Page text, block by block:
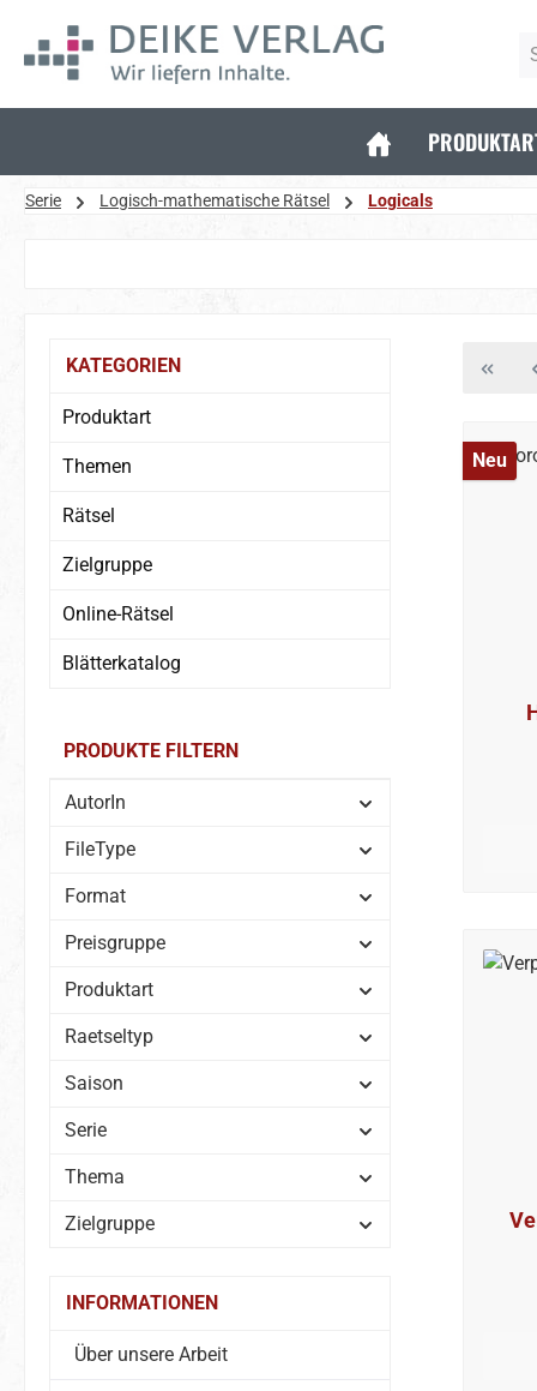
Hauptinhalt springen
Zur Suche springen
Zur Hauptnavigation springen
Serie Logisch-mathematische Rätsel Logicals
KATEGORIEN
Produktart
Themen
Rätsel
Zielgruppe
Online-Rätsel
Blätterkatalog
PRODUKTE FILTERN
AutorIn
FileType
Format
Preisgruppe
Produktart
Raetseltyp
Saison
Serie
Thema
Zielgruppe
INFORMATIONEN
Über unsere Arbeit
Neu